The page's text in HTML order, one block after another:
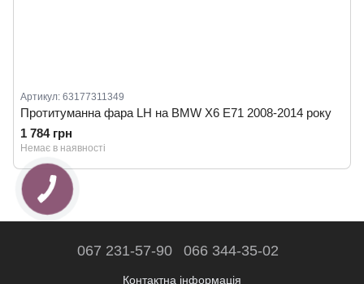
Артикул: 63177311349
Протитуманна фара LH на BMW X6 E71 2008-2014 року
1 784 грн
Немає в наявності
067 231-57-90 066 344-35-02
Контактна інформація